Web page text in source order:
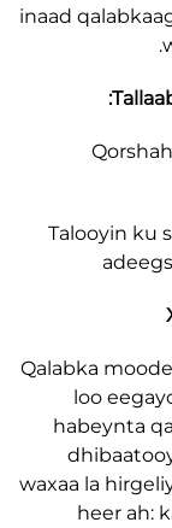
inaad
waxaa